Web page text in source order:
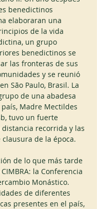
benedictinos
elaboraran una
de la vida
un grupo
benedictinos se
las fronteras de sus
y se reunió
São Paulo, Brasil. La
de una abadesa
Madre Mectildes
tuvo un fuerte
recorrida y las
de la época.
de lo que más tarde
la Conferencia
Monástico.
de diferentes
presentes en el país,